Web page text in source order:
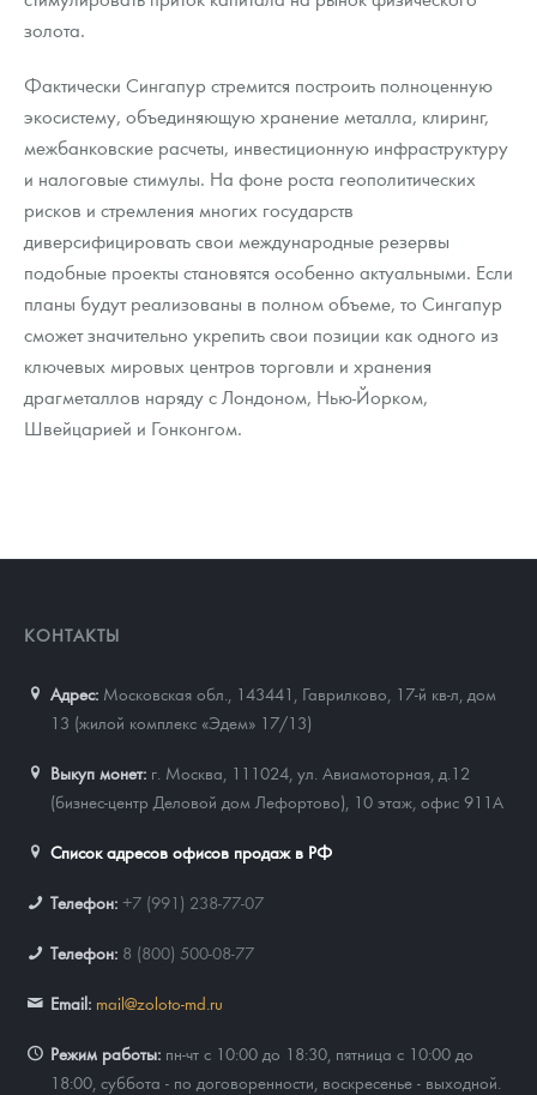
золота.
Фактически Сингапур стремится построить полноценную
экосистему, объединяющую хранение металла, клиринг,
межбанковские расчеты, инвестиционную инфраструктуру
и налоговые стимулы. На фоне роста геополитических
рисков и стремления многих государств
диверсифицировать свои международные резервы
подобные проекты становятся особенно актуальными. Если
планы будут реализованы в полном объеме, то Сингапур
сможет значительно укрепить свои позиции как одного из
ключевых мировых центров торговли и хранения
драгметаллов наряду с Лондоном, Нью-Йорком,
Швейцарией и Гонконгом.
КОНТАКТЫ
Адрес: Московская обл., 143441
Гаврилково, 17-й кв-л, дом
13 (жилой комплекс «Эдем» 17/13)
Выкуп монет: г. Москва, 111024, ул. Авиамоторная, д.12
(бизнес-центр Деловой дом Лефортово), 10 этаж, офис 911А
Список адресов офисов продаж в РФ
Телефон: +7 (991) 238-77-07
Телефон: 8 (800) 500-08-77
Email: mail@zoloto-md.ru
Режим работы: пн-чт с 10:00 до 18:30, пятница с 10:00 до
18:00, суббота - по договоренности, воскресенье - выходной.